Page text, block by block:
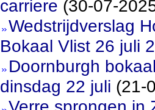
carriere (30-07-
Wedstrijdverslag
Bokaal Vlist 26 juli
Doornburgh
dinsdag 22 juli (21-
Verre sprongen in